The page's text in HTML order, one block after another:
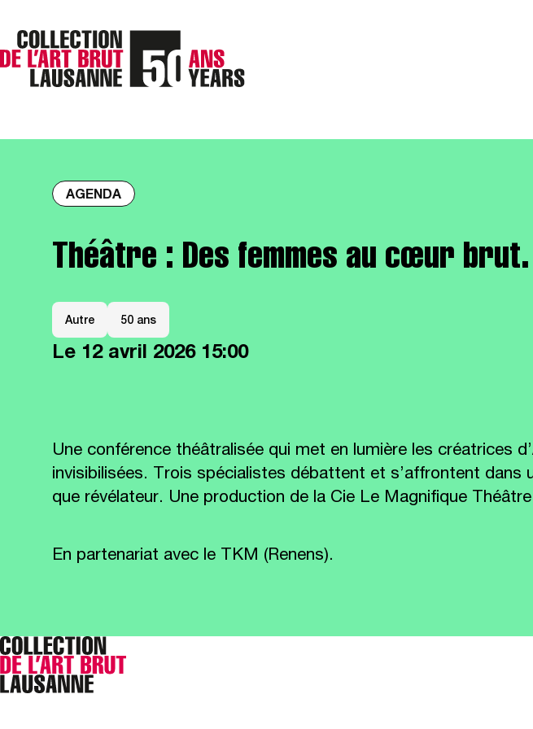
AGENDA
Théâtre : Des femmes au cœur brut.
Autre 50 ans
Le 12 avril 2026 15:00
Une conférence théâtralisée qui met en lumière les créatrices
invisibilisées. Trois spécialistes débattent et s’affrontent dans
que révélateur. Une production de la Cie Le Magnifique
En partenariat avec le TKM (Renens).